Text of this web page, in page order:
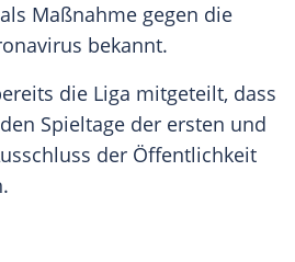
Maßnahme gegen die
bekannt.
die Liga mitgeteilt, dass
Spieltage der ersten und
der Öffentlichkeit